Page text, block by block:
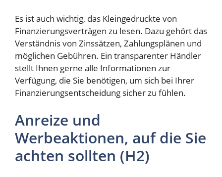
Es ist auch wichtig, das Kleingedruckte von
Finanzierungsverträgen zu lesen. Dazu gehört das
Verständnis von Zinssätzen, Zahlungsplänen und
möglichen Gebühren. Ein transparenter Händler
stellt Ihnen gerne alle Informationen zur
Verfügung, die Sie benötigen, um sich bei Ihrer
Finanzierungsentscheidung sicher zu fühlen.
Anreize und
Werbeaktionen, auf die Sie
achten sollten (H2)